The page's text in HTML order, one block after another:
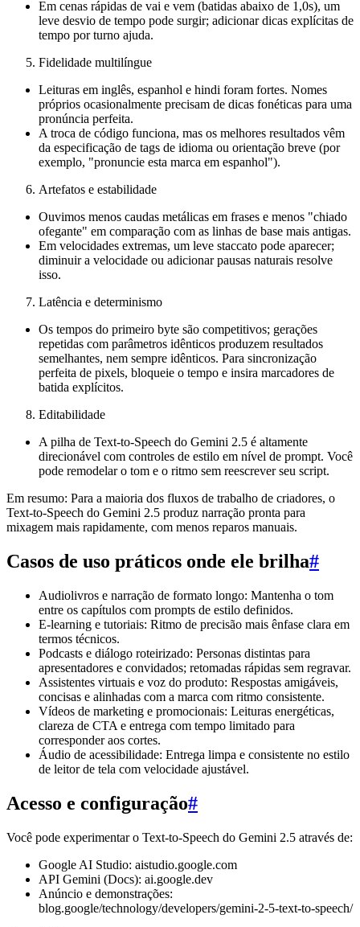
Em cenas rápidas de vai e vem (batidas abaixo de 1,0s), um
leve desvio de tempo pode surgir; adicionar dicas explícitas de
tempo por turno ajuda.
Fidelidade multilíngue
Leituras em inglês, espanhol e hindi foram fortes. Nomes
próprios ocasionalmente precisam de dicas fonéticas para uma
pronúncia perfeita.
A troca de código funciona, mas os melhores resultados vêm
da especificação de tags de idioma ou orientação breve (por
exemplo, "pronuncie esta marca em espanhol").
Artefatos e estabilidade
Ouvimos menos caudas metálicas em frases e menos "chiado
ofegante" em comparação com as linhas de base mais antigas.
Em velocidades extremas, um leve staccato pode aparecer;
diminuir a velocidade ou adicionar pausas naturais resolve
isso.
Latência e determinismo
Os tempos do primeiro byte são competitivos; gerações
repetidas com parâmetros idênticos produzem resultados
semelhantes, nem sempre idênticos. Para sincronização
perfeita de pixels, bloqueie o tempo e insira marcadores de
batida explícitos.
Editabilidade
A pilha de Text-to-Speech do Gemini 2.5 é altamente
direcionável com controles de estilo em nível de prompt. Você
pode remodelar o tom e o ritmo sem reescrever seu script.
Em resumo: Para a maioria dos fluxos de trabalho de criadores, o
Text-to-Speech do Gemini 2.5 produz narração pronta para
mixagem mais rapidamente, com menos reparos manuais.
Casos de uso práticos onde ele brilha#
Audiolivros e narração de formato longo: Mantenha o tom
entre os capítulos com prompts de estilo definidos.
E-learning e tutoriais: Ritmo de precisão mais ênfase clara em
termos técnicos.
Podcasts e diálogo roteirizado: Personas distintas para
apresentadores e convidados; retomadas rápidas sem regravar.
Assistentes virtuais e voz do produto: Respostas amigáveis,
concisas e alinhadas com a marca com ritmo consistente.
Vídeos de marketing e promocionais: Leituras energéticas,
clareza de CTA e entrega com tempo limitado para
corresponder aos cortes.
Áudio de acessibilidade: Entrega limpa e consistente no estilo
de leitor de tela com velocidade ajustável.
Acesso e configuração#
Você pode experimentar o Text-to-Speech do Gemini 2.5 através de:
Google AI Studio: aistudio.google.com
API Gemini (Docs): ai.google.dev
Anúncio e demonstrações:
blog.google/technology/developers/gemini-2-5-text-to-speech/